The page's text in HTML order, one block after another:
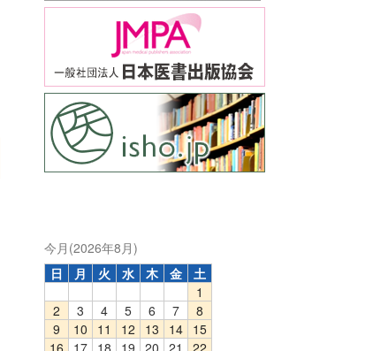
今月(2026年8月)
日
月 火 水 木 金
土
1
2
3 4 5 6 7
8
9
10 11 12 13 14 15
16
17 18 19 20 21
22